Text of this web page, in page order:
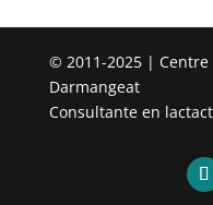
© 2011-2025 |
Darmangeat
Consultante en